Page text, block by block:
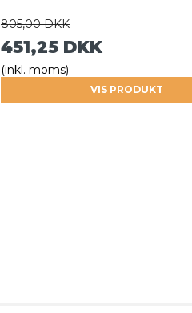
805,00 DKK
451,25 DKK
(inkl. moms)
VIS PRODUKT